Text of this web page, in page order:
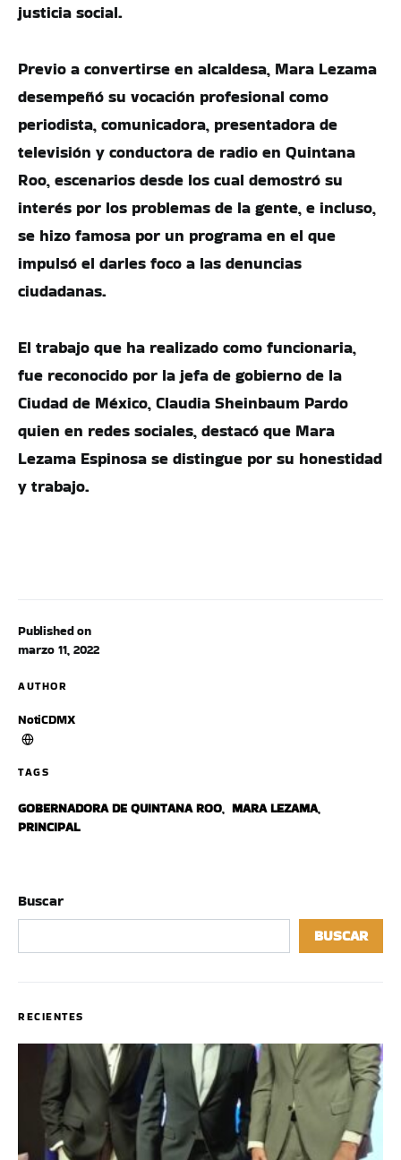
Published on
marzo 11, 2022
AUTHOR
NotiCDMX
TAGS
GOBERNADORA DE QUINTANA ROO, MARA LEZAMA,
PRINCIPAL
justicia social.
Previo a convertirse en alcaldesa, Mara Lezama
desempeñó su vocación profesional como
periodista, comunicadora, presentadora de
televisión y conductora de radio en Quintana
Roo, escenarios desde los cual demostró su
interés por los problemas de la gente, e incluso,
se hizo famosa por un programa en el que
impulsó el darles foco a las denuncias
ciudadanas.
El trabajo que ha realizado como funcionaria,
fue reconocido por la jefa de gobierno de la
Ciudad de México, Claudia Sheinbaum Pardo
quien en redes sociales, destacó que Mara
Lezama Espinosa se distingue por su honestidad
y trabajo.
Buscar
BUSCAR
RECIENTES